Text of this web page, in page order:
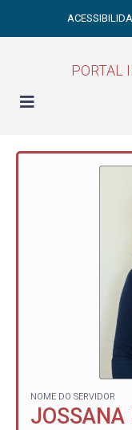
PORTAL
NOME DO SERVIDOR
JOSSANA